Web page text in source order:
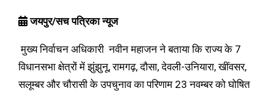
जयपुर/सच पत्रिका न्यूज
मुख्य निर्वाचन अधिकारी नवीन महाजन ने बताया कि राज्य के 7
विधानसभा क्षेत्रों में झुंझुनू, रामगढ़, दौसा, देवली-उनियारा, खींवसर,
सलूम्बर और चौरासी के उपचुनाव का परिणाम 23 नवम्बर को घोषित